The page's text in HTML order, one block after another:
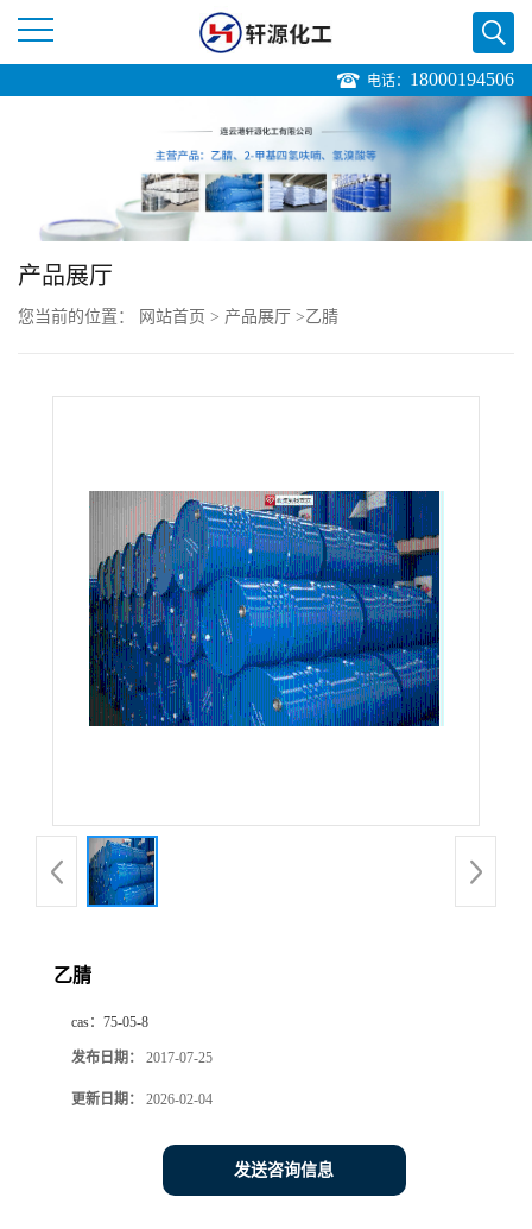
页
公
品
厅
电话： 18000194506
产品展厅
您当前的位置： 网站首页 > 产品展厅 >乙腈
乙腈
cas： 75-05-8
发布日期： 2017-07-25
更新日期： 2026-02-04
发送咨询信息